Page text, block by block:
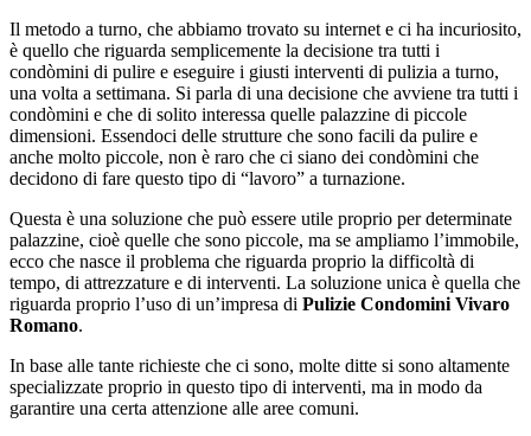
Il metodo a turno, che abbiamo trovato su internet e ci ha incuriosito,
è quello che riguarda semplicemente la decisione tra tutti i
condòmini di pulire e eseguire i giusti interventi di pulizia a turno,
una volta a settimana. Si parla di una decisione che avviene tra tutti i
condòmini e che di solito interessa quelle palazzine di piccole
dimensioni. Essendoci delle strutture che sono facili da pulire e
anche molto piccole, non è raro che ci siano dei condòmini che
decidono di fare questo tipo di “lavoro” a turnazione.
Questa è una soluzione che può essere utile proprio per determinate
palazzine, cioè quelle che sono piccole, ma se ampliamo l’immobile,
ecco che nasce il problema che riguarda proprio la difficoltà di
tempo, di attrezzature e di interventi. La soluzione unica è quella che
riguarda proprio l’uso di un’impresa di Pulizie Condomini Vivaro
Romano.
In base alle tante richieste che ci sono, molte ditte si sono altamente
specializzate proprio in questo tipo di interventi, ma in modo da
garantire una certa attenzione alle aree comuni.